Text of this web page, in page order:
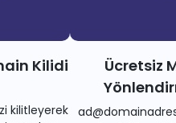
Kilidi
kilitleyerek
Ücretsiz